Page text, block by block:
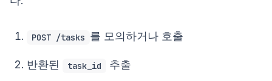
POST /tasks 를 모의하거나 호출
반환된 task_id 추출